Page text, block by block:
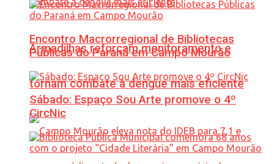
Armadilhas reforçam monitoramento e
tornam combate à dengue mais eficiente
Encontro Macrorregional de Bibliotecas
Públicas do Paraná em Campo Mourão
Sábado: Espaço Sou Arte promove o 4º
CircNic